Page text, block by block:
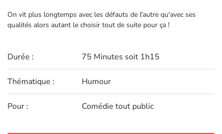
On vit plus longtemps avec les défauts de l'autre qu'avec ses
qualités alors autant le choisir tout de suite pour ça !
Durée : 75 Minutes soit 1h15
Thématique : Humour
Pour : Comédie tout public